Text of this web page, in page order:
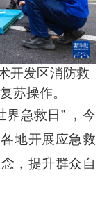
开发区消防救
苏操作。
界急救日” ，今
地开展应急救
，提升群众自